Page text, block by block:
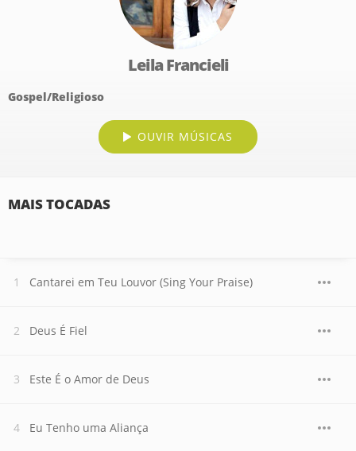
Leila Francieli
Gospel/Religioso
OUVIR MÚSICAS
MAIS TOCADAS
Cantarei em Teu Louvor (Sing Your Praise)
Deus É Fiel
Este É o Amor de Deus
Eu Tenho uma Aliança